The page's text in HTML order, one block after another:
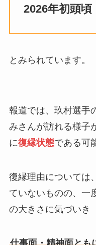
2026年初頭頃
とみられています。
報道では、玖村選手
みさんが訪れる様子
に復縁状態である可
復縁理由については
ていないものの、一
の大きさに気づいき